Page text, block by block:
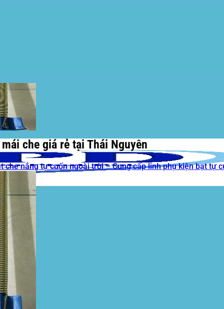
che giá rẻ tại Thái Nguyên
che nắng tự cuốn ngoài trời – Cung cấp linh phụ kiện bạt tự